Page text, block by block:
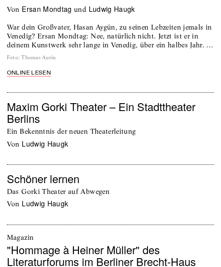
von Ersan Mondtag und Ludwig Haugk
War dein Großvater, Hasan Aygün, zu seinen Lebzeiten jemals in
Venedig? Ersan Mondtag: Nee, natürlich nicht. Jetzt ist er in
deinem Kunstwerk sehr lange in Venedig, über ein halbes Jahr. …
Foto: Thomas Aurin
ONLINE LESEN
Maxim Gorki Theater – Ein Stadttheater
Berlins
Ein Bekenntnis der neuen Theaterleitung
von Ludwig Haugk
Schöner lernen
Das Gorki Theater auf Abwegen
von Ludwig Haugk
Magazin
"Hommage à Heiner Müller" des
Literaturforums im Berliner Brecht-Haus